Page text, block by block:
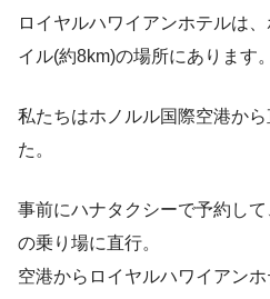
ロイヤルハワイアンホテルは
イル(約8km)の場所にあります。
私たちはホノルル国際空港か
た。
事前にハナタクシーで予約し
の乗り場に直行。
空港からロイヤルハワイアン